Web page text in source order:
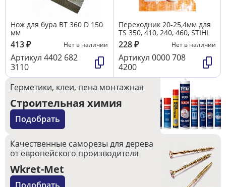
Нож для бура BT 360 D 150
мм
413₽ Нет в наличии
Артикул 4402 682
3110
Переходник 20-25,4мм для
TS 350, 410, 240, 460, STIHL
228₽ Нет в наличии
Артикул 0000 708
4200
Герметики, клеи, пена монтажная
Строительная химия
Подобрать
Качественные саморезы для дерева
от европейского производителя
Wkret-Met